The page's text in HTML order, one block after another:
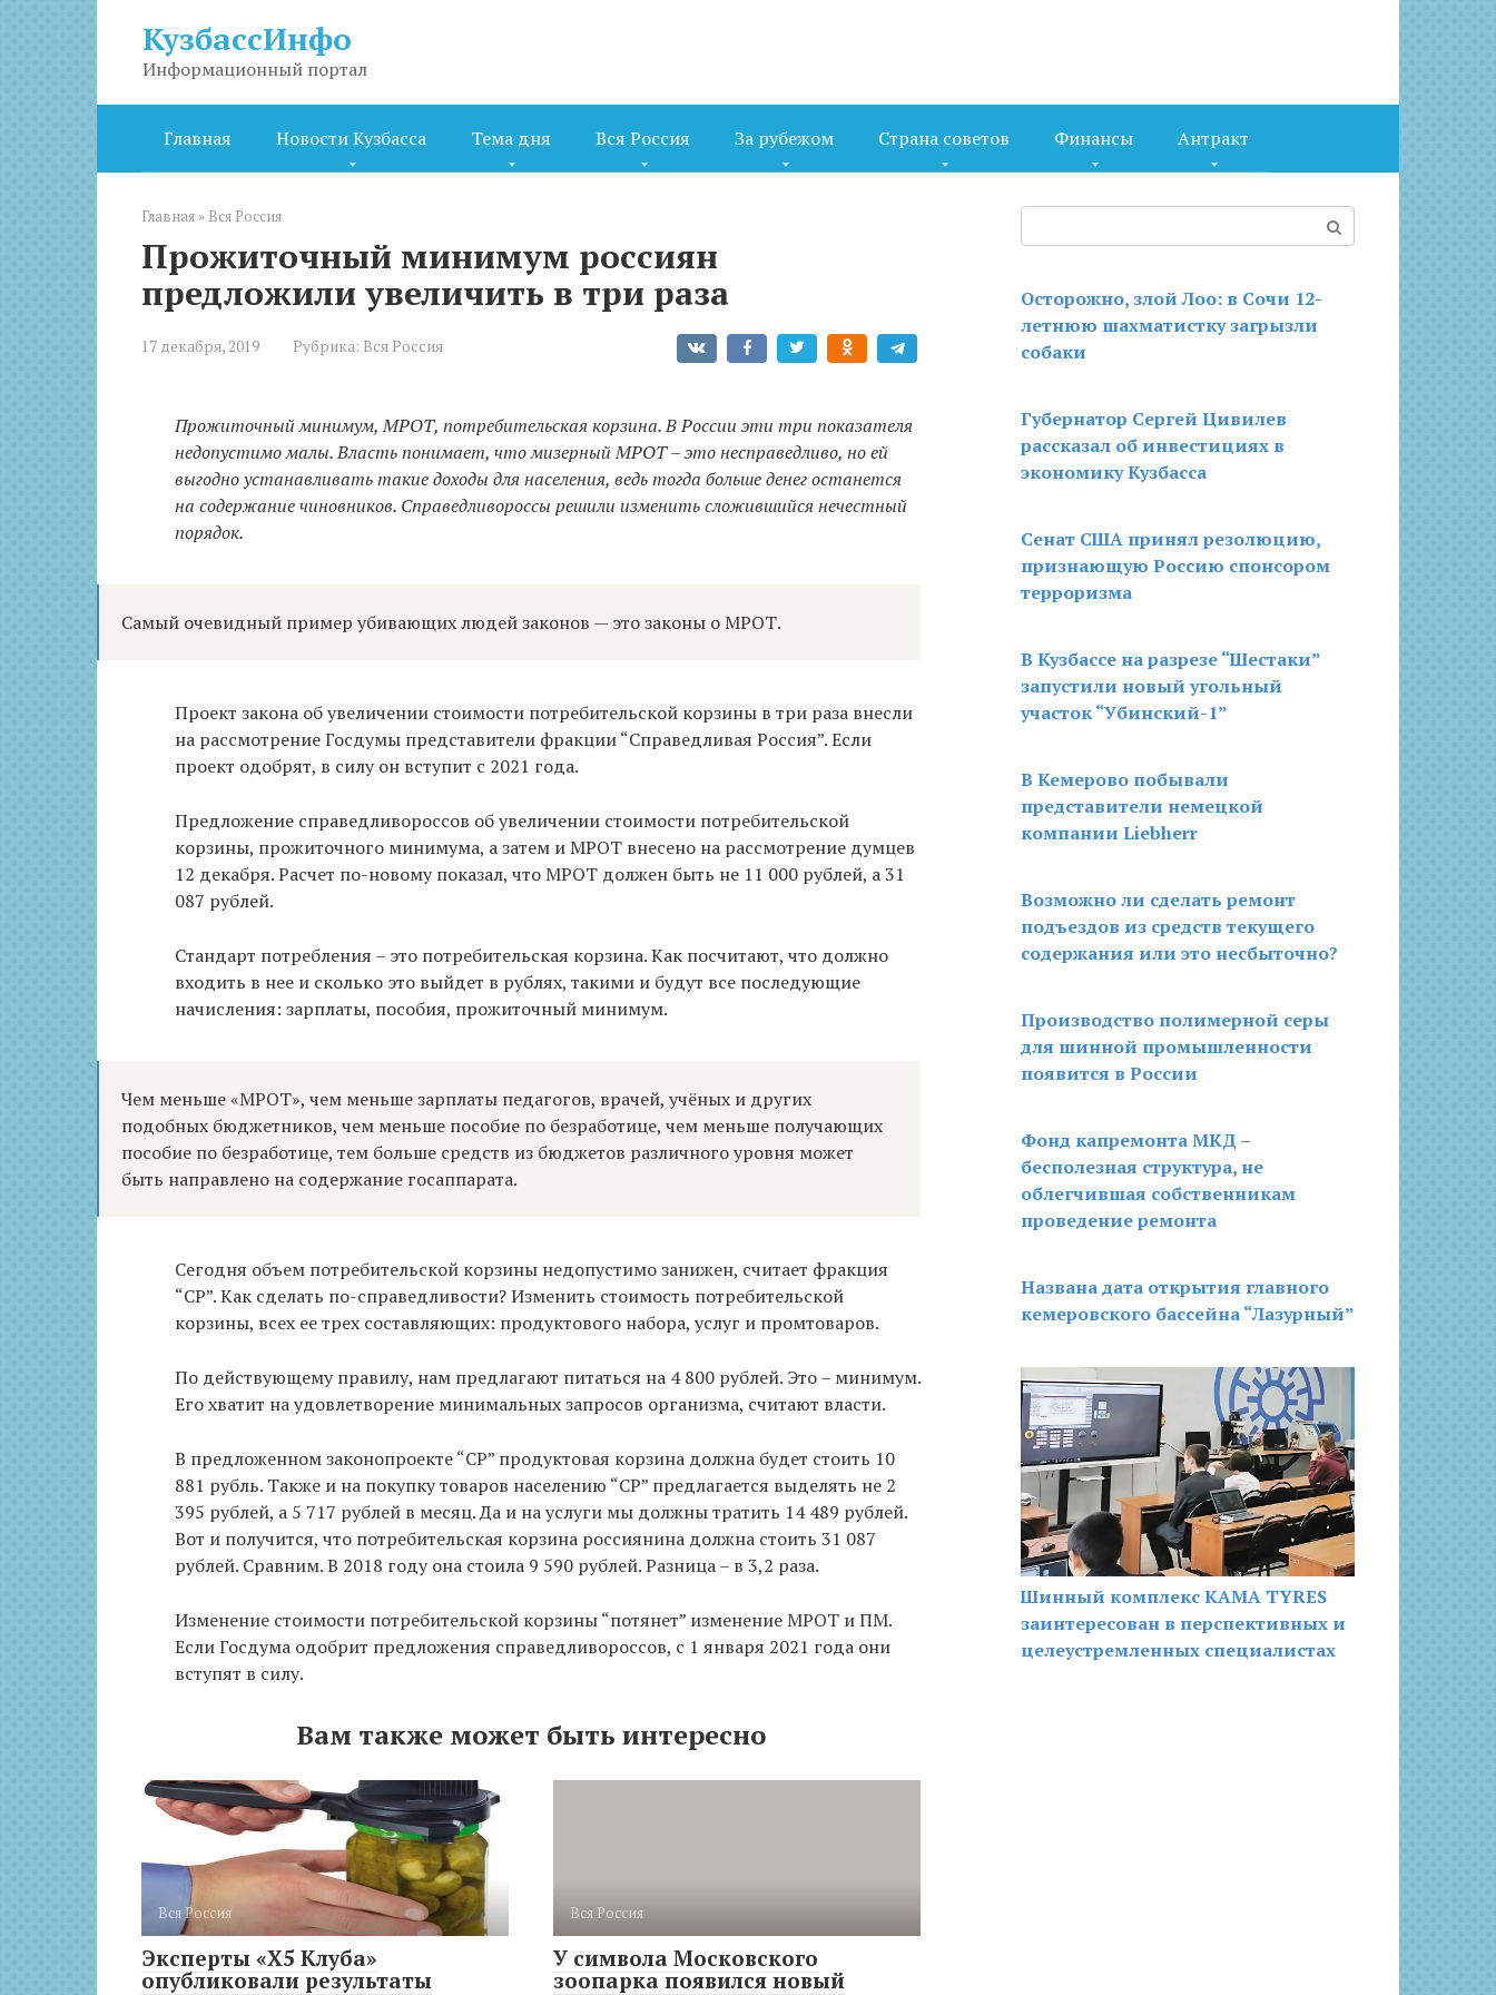
КузбассИнфо
Информационный портал
Главная Новости Кузбасса Тема дня Вся Россия За рубежом Страна советов Финансы Антракт
Главная » Вся Россия
Прожиточный минимум россиян
предложили увеличить в три раза
17 декабря, 2019 Рубрика: Вся Россия
Прожиточный минимум, МРОТ, потребительская корзина. В России эти три показателя
недопустимо малы. Власть понимает, что мизерный МРОТ – это несправедливо, но ей
выгодно устанавливать такие доходы для населения, ведь тогда больше денег останется
на содержание чиновников. Справедливороссы решили изменить сложившийся нечестный
порядок.
Самый очевидный пример убивающих людей законов — это законы о МРОТ.
Проект закона об увеличении стоимости потребительской корзины в три раза внесли
на рассмотрение Госдумы представители фракции “Справедливая Россия”. Если
проект одобрят, в силу он вступит с 2021 года.
Предложение справедливороссов об увеличении стоимости потребительской
корзины, прожиточного минимума, а затем и МРОТ внесено на рассмотрение думцев
12 декабря. Расчет по-новому показал, что МРОТ должен быть не 11 000 рублей, а 31
087 рублей.
Стандарт потребления – это потребительская корзина. Как посчитают, что должно
входить в нее и сколько это выйдет в рублях, такими и будут все последующие
начисления: зарплаты, пособия, прожиточный минимум.
Чем меньше «МРОТ», чем меньше зарплаты педагогов, врачей, учёных и других
подобных бюджетников, чем меньше пособие по безработице, чем меньше получающих
пособие по безработице, тем больше средств из бюджетов различного уровня может
быть направлено на содержание госаппарата.
Сегодня объем потребительской корзины недопустимо занижен, считает фракция
“СР”. Как сделать по-справедливости? Изменить стоимость потребительской
корзины, всех ее трех составляющих: продуктового набора, услуг и промтоваров.
По действующему правилу, нам предлагают питаться на 4 800 рублей. Это – минимум.
Его хватит на удовлетворение минимальных запросов организма, считают власти.
В предложенном законопроекте “СР” продуктовая корзина должна будет стоить 10
881 рубль. Также и на покупку товаров населению “СР” предлагается выделять не 2
395 рублей, а 5 717 рублей в месяц. Да и на услуги мы должны тратить 14 489 рублей.
Вот и получится, что потребительская корзина россиянина должна стоить 31 087
рублей. Сравним. В 2018 году она стоила 9 590 рублей. Разница – в 3,2 раза.
Изменение стоимости потребительской корзины “потянет” изменение МРОТ и ПМ.
Если Госдума одобрит предложения справедливороссов, с 1 января 2021 года они
вступят в силу.
Вам также может быть интересно
Вся Россия
Эксперты ​​«X5 Клуба»
опубликовали результаты
Вся Россия
У символа Московского
зоопарка появился новый
Осторожно, злой Лоо: в Сочи 12-
летнюю шахматистку загрызли
собаки
Губернатор Сергей Цивилев
рассказал об инвестициях в
экономику Кузбасса
Сенат США принял резолюцию,
признающую Россию спонсором
терроризма
В Кузбассе на разрезе “Шестаки”
запустили новый угольный
участок “Убинский-1”
В Кемерово побывали
представители немецкой
компании Liebherr
Возможно ли сделать ремонт
подъездов из средств текущего
содержания или это несбыточно?
Производство полимерной серы
для шинной промышленности
появится в России
Фонд капремонта МКД –
бесполезная структура, не
облегчившая собственникам
проведение ремонта
Названа дата открытия главного
кемеровского бассейна “Лазурный”
Шинный комплекс KAMA TYRES
заинтересован в перспективных и
целеустремленных специалистах